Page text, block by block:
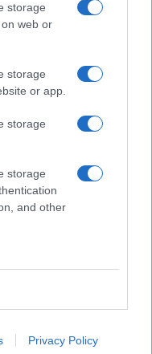
storage
web or
storage
or app.
storage
storage
and other
Privacy Policy
συνέδρων του